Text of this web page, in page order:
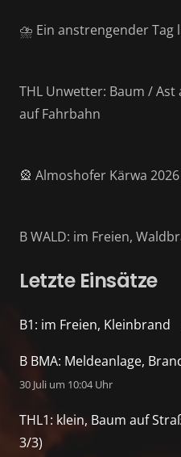
⛈️ Ein anstrengender Tag
THL Unwetter: Baum /
auf Fahrbahn
🎡 Almoshofer Kärwa 2026
B WALD: im Freien,
Letzte Einsätze
B1: im Freien, Kleinbrand
B BMA: Meldeanlage,
30 Juli um 10:04 Uhr
THL1: klein, Baum auf
3/3)